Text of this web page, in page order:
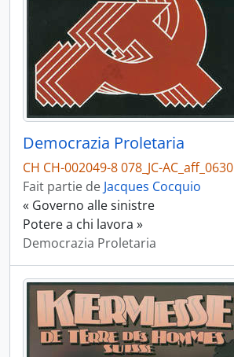
Democrazia Proletaria
CH CH-002049-8 078_JC-AC_aff_0630
Fait partie de Jacques Cocquio
« Governo alle sinistre
Potere a chi lavora »
Democrazia Proletaria